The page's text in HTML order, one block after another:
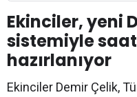
Ekinciler, yeni
sistemiyle
hazırlanıyor
Ekinciler Demir Çelik,